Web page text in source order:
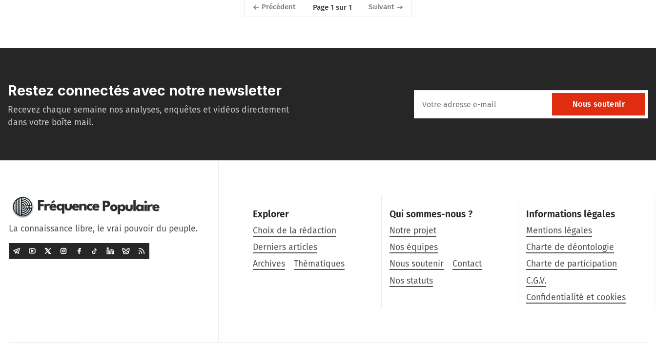
Précédent Page 1 sur 1 Suivant
Restez connectés avec notre newsletter
Recevez chaque semaine nos analyses, enquêtes et vidéos directement
dans votre boîte mail.
Nous soutenir
La connaissance libre, le vrai pouvoir du peuple.
Explorer
Choix de la rédaction
Derniers articles
Archives
Thématiques
Qui sommes-nous ?
Notre projet
Nos équipes
Nous soutenir
Contact
Nos statuts
Informations légales
Mentions légales
Charte de déontologie
Charte de participation
C.G.V.
Confidentialité et cookies